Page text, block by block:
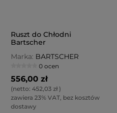
Ruszt do Chłodni
Bartscher
Marka: BARTSCHER
0 ocen
556,00 zł
(netto: 452,03 zł)
zawiera 23% VAT, bez kosztów
dostawy